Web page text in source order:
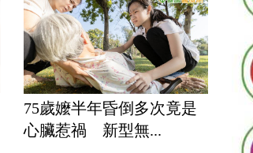
75歲嬤半年昏倒多次竟是
心臟惹禍 新型無...